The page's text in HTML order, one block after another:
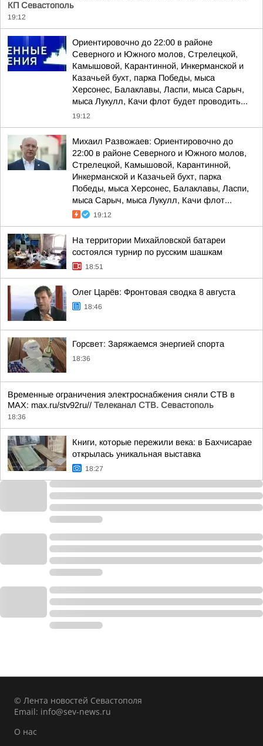
КП Севастополь
19:12
Ориентировочно до 22:00 в районе
Северного и Южного молов, Стрелецкой,
Камышовой, Карантинной, Инкерманской и
Казачьей бухт, парка Победы, мыса
Херсонес, Балаклавы, Ласпи, мыса Сарыч,
мыса Лукулл, Качи флот будет проводить...
19:12
Михаил Развожаев: Ориентировочно до
22:00 в районе Северного и Южного молов,
Стрелецкой, Камышовой, Карантинной,
Инкерманской и Казачьей бухт, парка
Победы, мыса Херсонес, Балаклавы, Ласпи,
мыса Сарыч, мыса Лукулл, Качи флот...
19:12
На территории Михайловской батареи
состоялся турнир по русским шашкам
18:51
Олег Царёв: Фронтовая сводка 8 августа
18:46
Горсвет: Заряжаемся энергией спорта
18:36
Временные ограничения электроснабжения сняли СТВ в
MAX: max.ru/stv92ru// Телеканал CТВ. Севастополь
18:36
Книги, которые пережили века: в Бахчисарае
открылась уникальная выставка
18:27
© Лента новостей Севастополя
Email: info@sev-news.ru
О нас